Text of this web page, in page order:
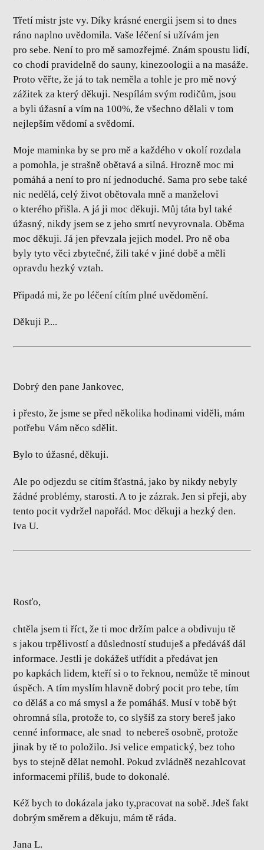
Třetí mistr jste vy. Díky krásné energii jsem si to dnes
ráno naplno uvědomila. Vaše léčení si užívám jen
pro sebe. Není to pro mě samozřejmé. Znám spoustu lidí,
co chodí pravidelně do sauny, kinezoologii a na masáže.
Proto věřte, že já to tak neměla a tohle je pro mě nový
zážitek za který děkuji. Nespílám svým rodičům, jsou
a byli úžasní a vím na 100%, že všechno dělali v tom
nejlepším vědomí a svědomí.
Moje maminka by se pro mě a každého v okolí rozdala
a pomohla, je strašně obětavá a silná. Hrozně moc mi
pomáhá a není to pro ní jednoduché. Sama pro sebe také
nic nedělá, celý život obětovala mně a manželovi
o kterého přišla. A já ji moc děkuji. Můj táta byl také
úžasný, nikdy jsem se z jeho smrtí nevyrovnala. Oběma
moc děkuji. Já jen převzala jejich model. Pro ně oba
byly tyto věci zbytečné, žili také v jiné době a měli
opravdu hezký vztah.
Připadá mi, že po léčení cítím plné uvědomění.
Děkuji P....
Dobrý den pane Jankovec,
i přesto, že jsme se před několika hodinami viděli, mám
potřebu Vám něco sdělit.
Bylo to úžasné, děkuji.
Ale po odjezdu se cítím šťastná, jako by nikdy nebyly
žádné problémy, starosti. A to je zázrak. Jen si přeji, aby
tento pocit vydržel napořád. Moc děkuji a hezký den.
Iva U.
Rosťo,
chtěla jsem ti říct, že ti moc držím palce a obdivuju tě
s jakou trpělivostí a důsledností studuješ a předáváš dál
informace. Jestli je dokážeš utřídit a předávat jen
po kapkách lidem, kteří si o to řeknou, nemůže tě minout
úspěch. A tím myslím hlavně dobrý pocit pro tebe, tím
co děláš a co má smysl a že pomáháš. Musí v tobě být
ohromná síla, protože to, co slyšíš za story bereš jako
cenné informace, ale snad to nebereš osobně, protože
jinak by tě to položilo. Jsi velice empatický, bez toho
bys to stejně dělat nemohl. Pokud zvládněš nezahlcovat
informacemi příliš, bude to dokonalé.
Kéž bych to dokázala jako ty,pracovat na sobě. Jdeš fakt
dobrým směrem a děkuju, mám tě ráda.
Jana L.